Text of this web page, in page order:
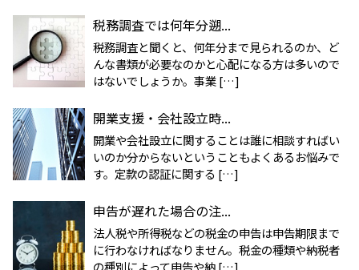
税務調査では何年分遡...
税務調査と聞くと、何年分まで見られるのか、ど
んな書類が必要なのかと心配になる方は多いので
はないでしょうか。事業 […]
開業支援・会社設立時...
開業や会社設立に関することは誰に相談すればい
いのか分からないということもよくあるお悩みで
す。定款の認証に関する […]
申告が遅れた場合の注...
法人税や所得税などの税金の申告は申告期限まで
に行わなければなりません。税金の種類や納税者
の種別によって申告や納 […]